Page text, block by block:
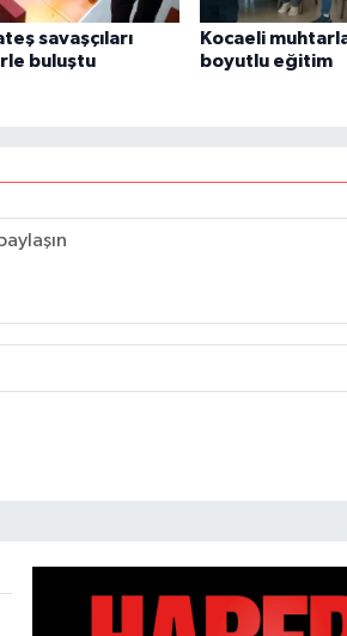
savaşçıları
buluştu
Kocaeli
boyutlu eğitim